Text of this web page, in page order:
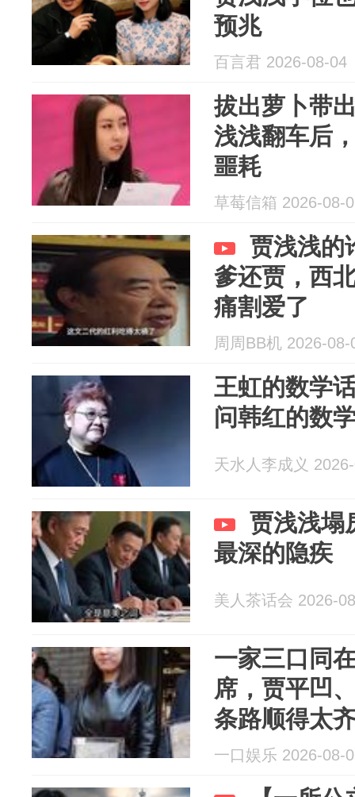
预兆
百言君 2026-08-04
拔出萝卜带
浅浅翻车后
噩耗
草莓信箱 2026-08-
贾浅浅的
爹还贾，西
痛割爱了
周周BB机 2026-08-
王虹的数学
问韩红的数
天水人李成义
贾浅浅塌
最深的隐疾
美人茶话会 2026-
一家三口同
席，贾平凹
条路顺得太
一口娱乐 2026-08-